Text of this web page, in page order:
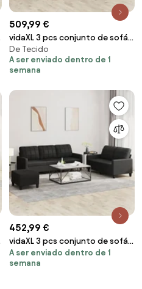
509,99 €
vidaXL 3 pcs conjunto de sofás
com almofadões tecido preto
De Tecido
A ser enviado dentro de 1
semana
452,99 €
vidaXL 3 pcs conjunto de sofás
com almofadões couro
artificial preto
A ser enviado dentro de 1
semana